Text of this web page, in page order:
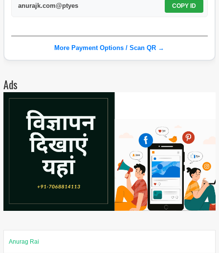
anurajk.com@ptyes COPY ID
More Payment Options / Scan QR →
Ads
Anurag Rai